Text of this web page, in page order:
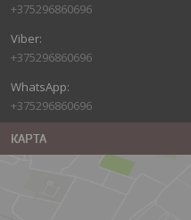
+375296860696
+375296860696
+375296860696
КАРТА